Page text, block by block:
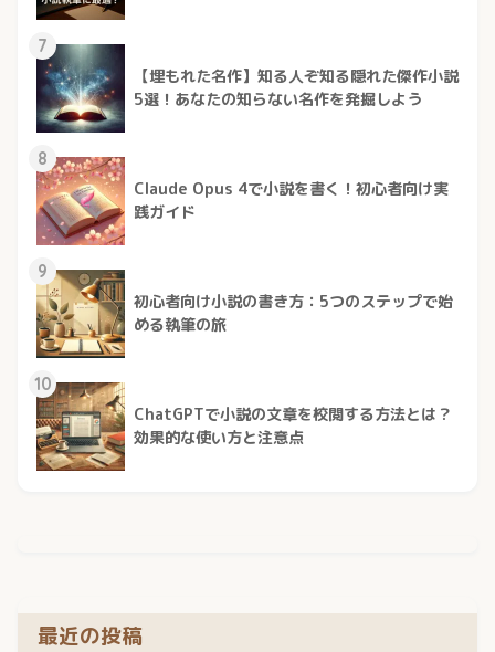
7
【埋もれた名作】知る人ぞ知る隠れた傑作小説
5選！あなたの知らない名作を発掘しよう
8
Claude Opus 4で小説を書く！初心者向け実
践ガイド
9
初心者向け小説の書き方：5つのステップで始
める執筆の旅
10
ChatGPTで小説の文章を校閲する方法とは？
効果的な使い方と注意点
最近の投稿